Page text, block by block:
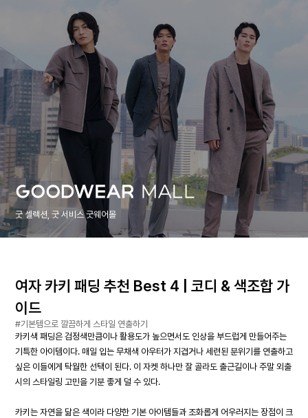
굿 셀렉션, 굿 서비스 굿웨어몰
여자 카키 패딩 추천 Best 4 | 코디 & 색조합 가
이드
#기본템으로 깔끔하게 스타일 연출하기
카키색 패딩은 검정색만큼이나 활용도가 높으면서도 인상을 부드럽게 만들어주는
기특한 아이템이다. 매일 입는 무채색 아우터가 지겹거나 세련된 분위기를 연출하고
싶은 이들에게 탁월한 선택이 된다. 이 자켓 하나만 잘 골라도 출근길이나 주말 외출
시의 스타일링 고민을 기분 좋게 덜 수 있다.
카키는 자연을 닮은 색이라 다양한 기본 아이템들과 조화롭게 어우러지는 장점이 크